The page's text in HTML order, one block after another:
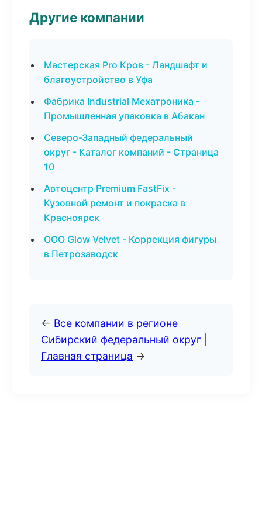
Другие компании
Мастерская Pro Кров - Ландшафт и
благоустройство в Уфа
Фабрика Industrial Мехатроника -
Промышленная упаковка в Абакан
Северо-Западный федеральный
округ - Каталог компаний - Страница
10
Автоцентр Premium FastFix -
Кузовной ремонт и покраска в
Красноярск
ООО Glow Velvet - Коррекция фигуры
в Петрозаводск
← Все компании в регионе
Сибирский федеральный округ
Главная страница →